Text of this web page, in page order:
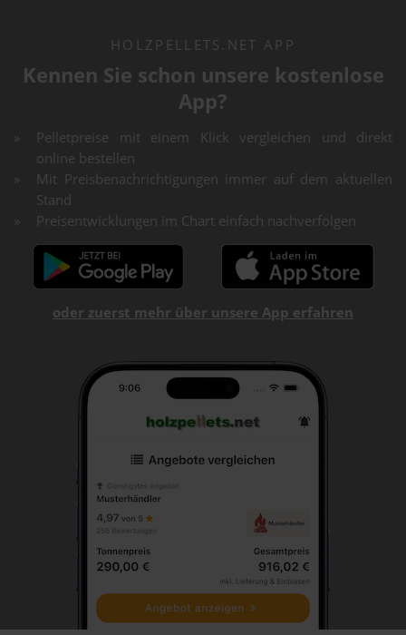
HOLZPELLETS.NET APP
Kennen Sie schon unsere kostenlose
App?
Pelletpreise mit einem Klick vergleichen und direkt
online bestellen
Mit Preisbenachrichtigungen immer auf dem aktuellen
Stand
Preisentwicklungen im Chart einfach nachverfolgen
oder zuerst mehr über unsere App erfahren